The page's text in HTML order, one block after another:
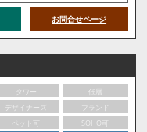
お問合せページ
タワー
低層
デザイナーズ
ブランド
ペット可
SOHO可